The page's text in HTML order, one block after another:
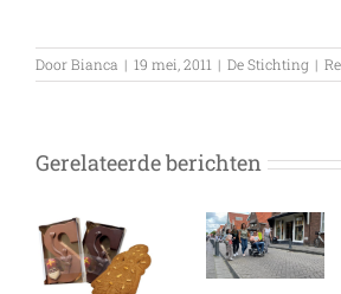
DoorBianca | 19 mei, 2011 | De Stichting |
Gerelateerde berichten